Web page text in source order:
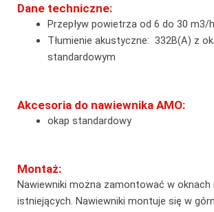
Dane techniczne:
Przepływ powietrza od 6 do 30 m3/h
Tłumienie akustyczne: 332B(A) z
standardowym
Akcesoria do nawiewnika AMO:
okap standardowy
Montaż:
Nawiewniki można zamontować w oknach
istniejących. Nawiewniki montuje się w